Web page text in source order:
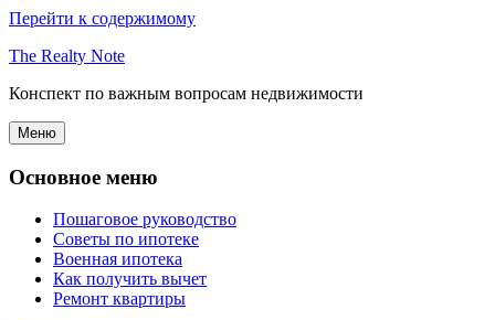
Перейти к содержимому
The Realty Note
Конспект по важным вопросам недвижимости
Меню
Основное меню
Пошаговое руководство
Советы по ипотеке
Военная ипотека
Как получить вычет
Ремонт квартиры